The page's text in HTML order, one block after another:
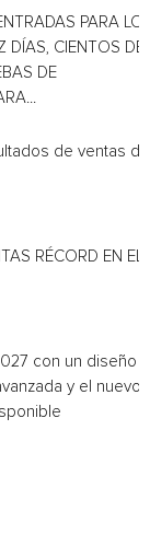
PARA
DÍAS, CIENTOS DE
DE
de ventas de
RÉCORD EN EL
con un diseño
y el nuevo